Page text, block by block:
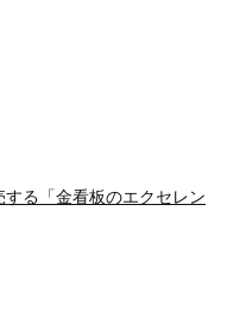
る「金看板のエクセレン